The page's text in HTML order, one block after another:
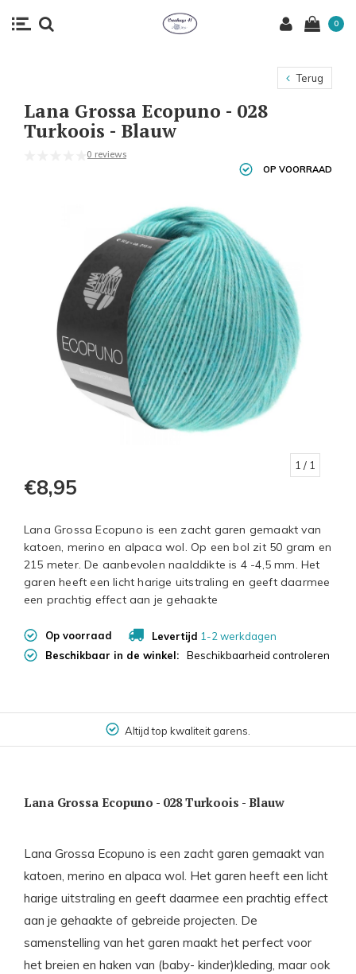
0
Terug
Lana Grossa Ecopuno - 028
Turkoois - Blauw
0 reviews
OP VOORRAAD
1 / 1
€8,95
Lana Grossa Ecopuno is een zacht garen gemaakt van
katoen, merino en alpaca wol. Op een bol zit 50 gram en
215 meter. De aanbevolen naalddikte is 4 -4,5 mm. Het
garen heeft een licht harige uitstraling en geeft daarmee
een prachtig effect aan je gehaakte
Op voorraad Levertijd 1-2 werkdagen
Beschikbaar in de winkel:
Beschikbaarheid controleren
Altijd top kwaliteit garens.
Lana Grossa Ecopuno - 028 Turkoois - Blauw
Lana Grossa Ecopuno is een zacht garen gemaakt van
katoen, merino en alpaca wol. Het garen heeft een licht
harige uitstraling en geeft daarmee een prachtig effect
aan je gehaakte of gebreide projecten. De
samenstelling van het garen maakt het perfect voor
het breien en haken van (baby- kinder)kleding, maar ook